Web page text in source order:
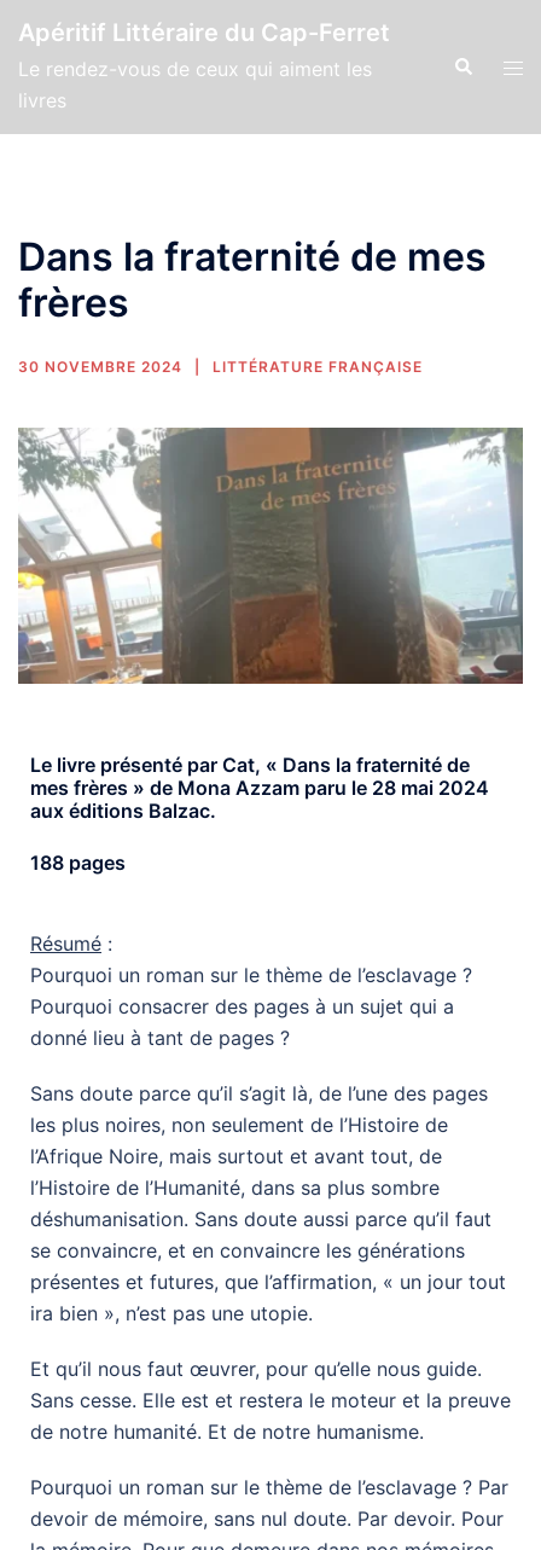
Apéritif Littéraire du Cap-Ferret
Le rendez-vous de ceux qui aiment les
livres
Dans la fraternité de mes
frères
30 NOVEMBRE 2024 LITTÉRATURE FRANÇAISE
Le livre présenté par Cat, « Dans la fraternité de
mes frères » de Mona Azzam paru le 28 mai 2024
aux éditions Balzac.
188 pages
Résumé :
Pourquoi un roman sur le thème de l’esclavage ?
Pourquoi consacrer des pages à un sujet qui a
donné lieu à tant de pages ?
Sans doute parce qu’il s’agit là, de l’une des pages
les plus noires, non seulement de l’Histoire de
l’Afrique Noire, mais surtout et avant tout, de
l’Histoire de l’Humanité, dans sa plus sombre
déshumanisation. Sans doute aussi parce qu’il faut
se convaincre, et en convaincre les générations
présentes et futures, que l’affirmation, « un jour tout
ira bien », n’est pas une utopie.
Et qu’il nous faut œuvrer, pour qu’elle nous guide.
Sans cesse. Elle est et restera le moteur et la preuve
de notre humanité. Et de notre humanisme.
Pourquoi un roman sur le thème de l’esclavage ? Par
devoir de mémoire, sans nul doute. Par devoir. Pour